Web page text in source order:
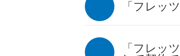
「フレッ
「フレッ